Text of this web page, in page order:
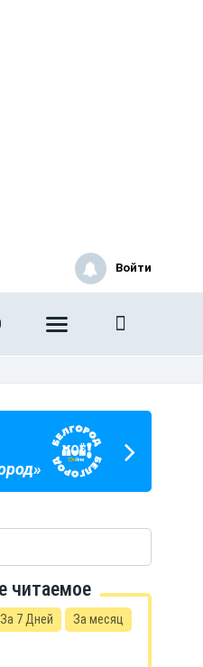
Войти
ДЕНЬ
читаемое
За 7 Дней За месяц